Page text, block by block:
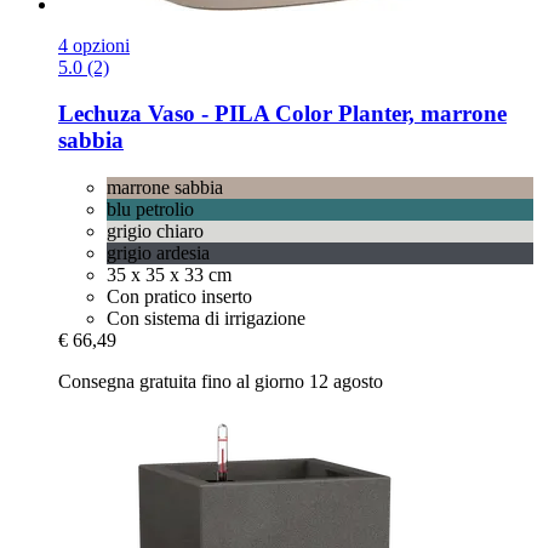
4 opzioni
5.0 (2)
Lechuza Vaso -​ PILA Color Planter, marrone
sabbia
marrone sabbia
blu petrolio
grigio chiaro
grigio ardesia
35 x 35 x 33 cm
Con pratico inserto
Con sistema di irrigazione
€ 66,49
Consegna gratuita fino al giorno 12 agosto